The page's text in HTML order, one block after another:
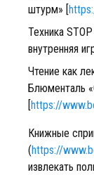
штурм» [
Техника
внутренняя
Чтение как
Блюменталь
[https://
Книжные
(https://
извлекать